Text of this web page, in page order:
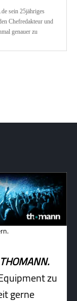
Chefredakteur und
genauer zu
zu
gerne